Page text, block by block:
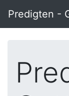
Predigten -